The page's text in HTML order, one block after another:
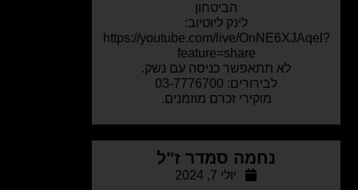
לינק ליוטיוב:
https://youtube.com/live/
feature=share
לא תתאפשר כניסה עם נשק.
לבירורים: 03-7776700
מוקירי זכרם מוזמנים.
נחמה סמדר ז"ל